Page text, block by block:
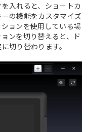
入れると、ショートカ
の機能をカスタマイズ
ョンを使用している場
ンを切り替えると、ド
切り替わります。